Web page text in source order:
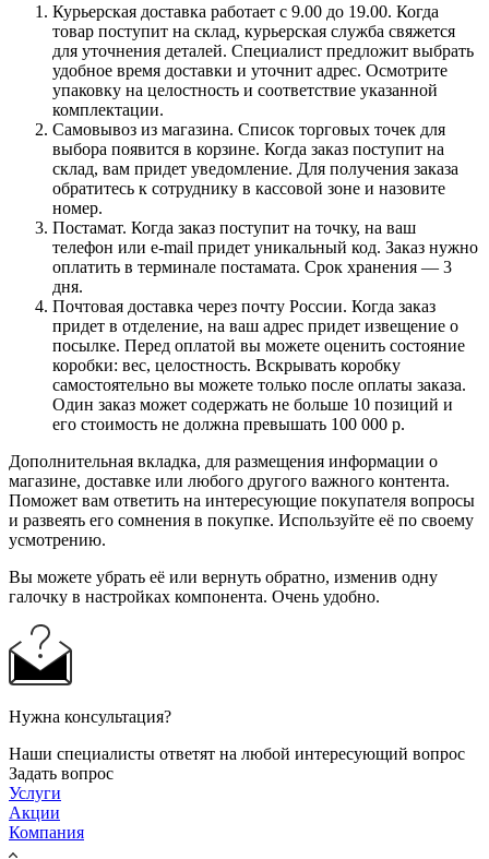
Курьерская доставка работает с 9.00 до 19.00. Когда
товар поступит на склад, курьерская служба свяжется
для уточнения деталей. Специалист предложит выбрать
удобное время доставки и уточнит адрес. Осмотрите
упаковку на целостность и соответствие указанной
комплектации.
Самовывоз из магазина. Список торговых точек для
выбора появится в корзине. Когда заказ поступит на
склад, вам придет уведомление. Для получения заказа
обратитесь к сотруднику в кассовой зоне и назовите
номер.
Постамат. Когда заказ поступит на точку, на ваш
телефон или e-mail придет уникальный код. Заказ нужно
оплатить в терминале постамата. Срок хранения — 3
дня.
Почтовая доставка через почту России. Когда заказ
придет в отделение, на ваш адрес придет извещение о
посылке. Перед оплатой вы можете оценить состояние
коробки: вес, целостность. Вскрывать коробку
самостоятельно вы можете только после оплаты заказа.
Один заказ может содержать не больше 10 позиций и
его стоимость не должна превышать 100 000 р.
Дополнительная вкладка, для размещения информации о
магазине, доставке или любого другого важного контента.
Поможет вам ответить на интересующие покупателя вопросы
и развеять его сомнения в покупке. Используйте её по своему
усмотрению.
Вы можете убрать её или вернуть обратно, изменив одну
галочку в настройках компонента. Очень удобно.
Нужна консультация?
Наши специалисты ответят на любой интересующий вопрос
Задать вопрос
Услуги
Акции
Компания